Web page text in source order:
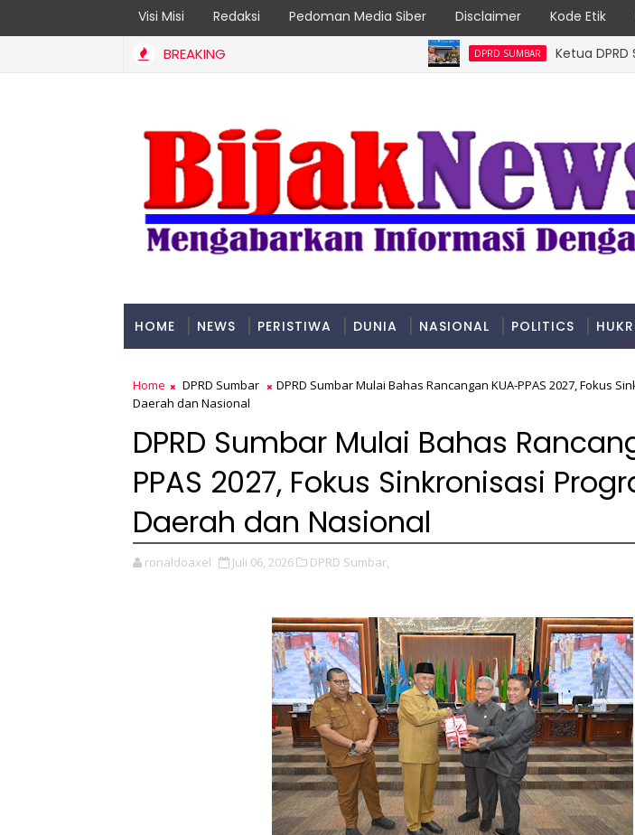
Visi Misi Redaksi Pedoman Media Siber Disclaimer Kode Etik
BREAKING DPRD SUMBAR
Ketua DPRD Sumbar
HOME NEWS PERISTIWA DUNIA NASIONAL POLITICS
Home DPRD Sumbar
DPRD Sumbar Mulai Bahas Rancangan KUA-PPAS 2027, Fokus
Daerah dan Nasional
DPRD Sumbar Mulai Bahas
PPAS 2027, Fokus Sinkronisasi
Daerah dan Nasional
ronaldoaxel Juli 06, 2026 DPRD Sumbar,